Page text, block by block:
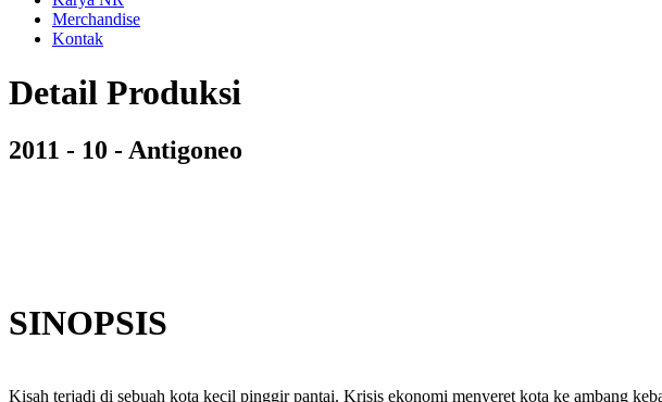
Merchandise
Kontak
Detail Produksi
2011 - 10 - Antigoneo
SINOPSIS
Kisah terjadi di sebuah kota kecil pinggir pantai. Krisis ekonomi menyeret kota ke ambang